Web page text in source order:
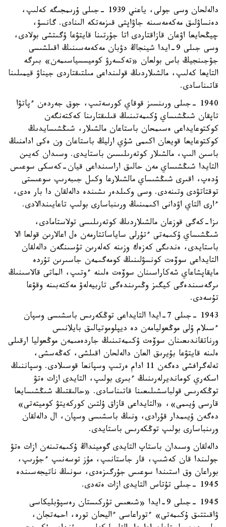
دالەلحان وسى جولى، ياعني 1939 -جىلى ۇرىمجىگە كەلىپ،
دەنساۋلىق مەكەمەسىنە جاۋاپتى قىزمەتكە الىنادى. گانسۋ،
چيڭحايعا اۋعان قازاقتاردى اتا جۇرتىنا قايتۋعا ۇگىتشى بولادى،
وسى جىلى 9-ايدا شينجاڭ دۋبان مەكەمەسىنىڭ اقىلشىسى
جۋجىنجيڭ باس بولعان «تەكسەرۋ كوميسسياسىمەن» بىرگە
التايعا كەلىپ، مالشىلاردىڭ قولىنداعى مىلتىقتاردى جيناۋ قيمىلىنا
قاتىناسادى.
1940 -جىلى ورىنسىز قوقاي كورسەتىپ، جوق جەردەن ءپاتۋا
تاپقان شىڭشىساي ۇكىمەتىنىڭ قىلىقتارىنا كەكتەنگەن
كوكتوعايداعى ەسىمحان باستاعان مالشىلار، شىڭشىسايدىڭ
كوكتوعايعا قويعان اكىمى شۇي ارليڭ باستاعان ون ەكى ادامنىڭ
باسىن الىپ، مالشىلار كوتەرىلىسىن باستايدى. وسىدان كەيىن
التايدا شىڭشىساي مەن حالىق اراسىنداعى قيان-كەسكى سوعىس
ۇدەپ، اقىرى شىڭشىساي مالشىلارعا وكىل جىبەرىپ سوعىستى
توقتاتۋدى وتىنەدى. وسى وكىلدەر ىشىندە دالەلقان دا بار ەدى،
ءارى التاي اۋدانى اكىمىنىڭ ورىنباسارى بولىپ تاعايىندالادى.
ىزا-كەگى قوزعان مالشىلاردىڭ كوتەرىلىسى تولاستامادى،
شىڭشىساي ۇكىمەتى ءتۇرلى ساياساتتارمەن ەل اعالارىن قولعا الا
باستايدى، ەندىگى كەزەك وزىنە كەلەرىن تۇسىنگەن دالەلقان
التايداعى سوۆەت كونسۋلىنىڭ كومەگىمەن جاسىرىن تۇردە
مايقاپشاعاي شەكاراسىنان سوۆەت ەلىنە ءوتىپ، الماتى قالاسىنىڭ
ىرگەسىندەگى كيگىز وڭىرىندەگى تاربيەلەۋ مەكتەبىنە وقۋعا
تۇسەدى.
1943 -جىلى 7-ايدا التايداعى توڭكەرىس باسشىسى وسپان
ءسىلام ۇلى موڭعوليامەن دە ديپلوموتيالىق بايلانىس
ورناتقاندىعىنان سوۆەت ۇكىمەتىنىڭ جاردەمىمەن موڭعوليا ارقىلى
ەلىنە قايتۋعا بۇيرىق العان دالەلحان اقىلشى، كەڭەسشى،
تەلەگرافشى دەگەن 11 ادام ەرتىپ وسپانعا قوسىلادى. وسپاننىڭ
اسكەري كومانديرلەرىنىڭ ءبىرى بولىپ، التايدى ازات ەتۋ
توڭكەرىس قولباسشىلىعىنا قاتىناسادى. «حالىقتىڭ شىڭشىسايعا
قارسى ۇيىمى»، «التايداعى قازاق ۇلتىن كوركەيتۋ كوميتەتى»
دەگەن ۇيىمدار قۇرادى، ونىڭ باسشىسى وسپان، ال دالەلقان
ورىنباسارى بولىپ توڭكەرىس باستايدى.
دالەلقان وسىدان باستاپ التايدى گومينداڭ ۇكىمەتىنەن ازات ەتۋ
جولىندا قان كەشىپ، قار جاستانىپ، مۇز توسەنىپ ءجۇرىپ،
بوراعان وق استىندا سوعىس جۇرگىزەدى، سونىڭ ناتيجەسىندە
1945 -جىلى تۇتاس التايدى ازات ەتەدى.
1945 -جىلى 9-ايدا «شىعىس تۇركىستان رەسپۋبليكاسى
ۋاقىتتىق ۇكىمەتى» ءتوراعاسى ءاليحان تورە، احمەتجان،